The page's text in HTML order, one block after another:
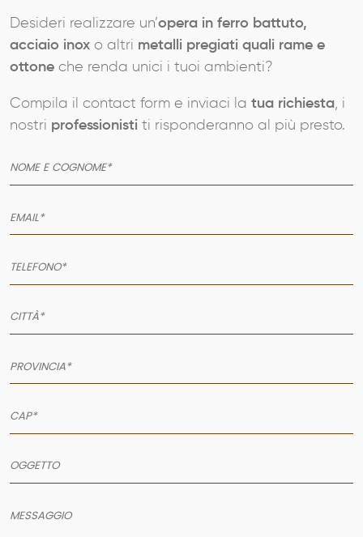
AZIENDA
SERVIZI
PORTFOLIO
NEWS
CONTATTI
Desideri realizzare un’opera in ferro battuto,
acciaio inox o altri metalli pregiati quali rame e
ottone che renda unici i tuoi ambienti?
Compila il contact form e inviaci la tua richiesta, i
nostri professionisti ti risponderanno al più presto.